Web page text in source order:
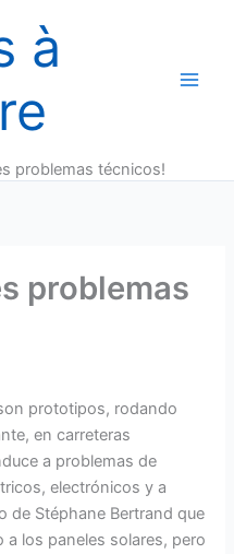
à
problemas técnicos!
problemas
prototipos, rodando
en carreteras
a problemas de
electrónicos y a
de Stéphane Bertrand que
los paneles solares, pero